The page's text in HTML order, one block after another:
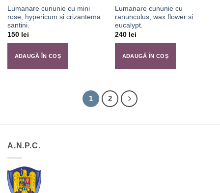
Lumanare cununie cu mini
rose, hypericum si crizantema
santini.
150 lei
ADAUGĂ ÎN COȘ
Lumanare cununie cu
ranunculus, wax flower si
eucalypt.
240 lei
ADAUGĂ ÎN COȘ
1 2
A.N.P.C.